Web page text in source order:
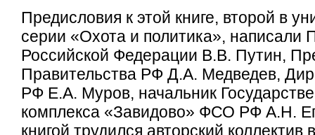
Предисловия к этой книге, второй в
серии «Охота и политика», написали
Российской Федерации В.В. Путин,
Правительства РФ Д.А. Медведев,
РФ Е.А. Муров, начальник
комплекса «Завидово» ФСО РФ А.Н.
книгой трудился авторский коллектив